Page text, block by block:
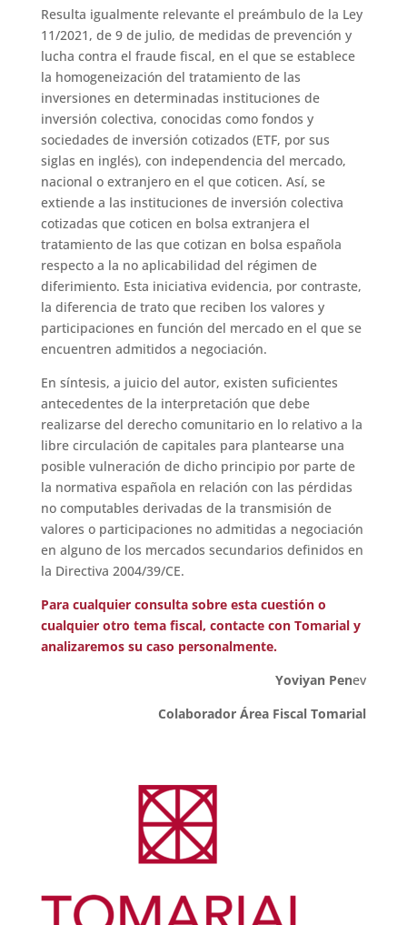
Resulta igualmente relevante el preámbulo de la Ley
11/2021, de 9 de julio, de medidas de prevención y
lucha contra el fraude fiscal, en el que se establece
la homogeneización del tratamiento de las
inversiones en determinadas instituciones de
inversión colectiva, conocidas como fondos y
sociedades de inversión cotizados (ETF, por sus
siglas en inglés), con independencia del mercado,
nacional o extranjero en el que coticen. Así, se
extiende a las instituciones de inversión colectiva
cotizadas que coticen en bolsa extranjera el
tratamiento de las que cotizan en bolsa española
respecto a la no aplicabilidad del régimen de
diferimiento. Esta iniciativa evidencia, por contraste,
la diferencia de trato que reciben los valores y
participaciones en función del mercado en el que se
encuentren admitidos a negociación.
En síntesis, a juicio del autor, existen suficientes
antecedentes de la interpretación que debe
realizarse del derecho comunitario en lo relativo a la
libre circulación de capitales para plantearse una
posible vulneración de dicho principio por parte de
la normativa española en relación con las pérdidas
no computables derivadas de la transmisión de
valores o participaciones no admitidas a negociación
en alguno de los mercados secundarios definidos en
la Directiva 2004/39/CE.
Para cualquier consulta sobre esta cuestión o
cualquier otro tema fiscal, contacte con Tomarial y
analizaremos su caso personalmente.
Yoviyan Penev
Colaborador Área Fiscal Tomarial